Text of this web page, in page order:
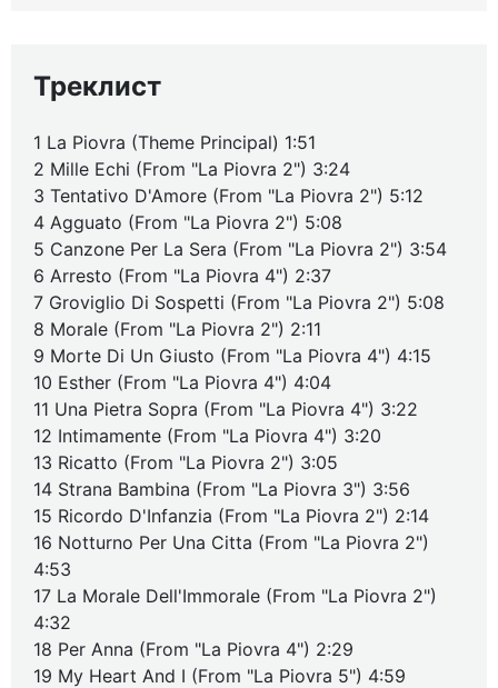
Треклист
1 La Piovra (Theme Principal) 1:51
2 Mille Echi (From "La Piovra 2") 3:24
3 Tentativo D'Amore (From "La Piovra 2") 5:12
4 Agguato (From "La Piovra 2") 5:08
5 Canzone Per La Sera (From "La Piovra 2") 3:54
6 Arresto (From "La Piovra 4") 2:37
7 Groviglio Di Sospetti (From "La Piovra 2") 5:08
8 Morale (From "La Piovra 2") 2:11
9 Morte Di Un Giusto (From "La Piovra 4") 4:15
10 Esther (From "La Piovra 4") 4:04
11 Una Pietra Sopra (From "La Piovra 4") 3:22
12 Intimamente (From "La Piovra 4") 3:20
13 Ricatto (From "La Piovra 2") 3:05
14 Strana Bambina (From "La Piovra 3") 3:56
15 Ricordo D'Infanzia (From "La Piovra 2") 2:14
16 Notturno Per Una Citta (From "La Piovra 2")
4:53
17 La Morale Dell'Immorale (From "La Piovra 2")
4:32
18 Per Anna (From "La Piovra 4") 2:29
19 My Heart And I (From "La Piovra 5") 4:59